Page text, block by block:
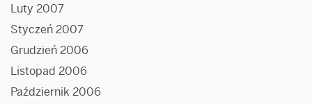
Luty 2007
Styczeń 2007
Grudzień 2006
Listopad 2006
Październik 2006